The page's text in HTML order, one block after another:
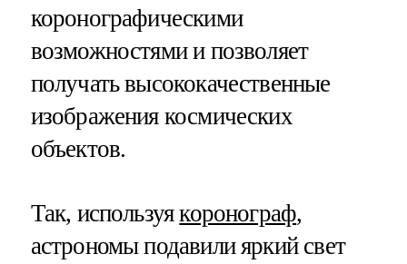
коронографическими
возможностями и позволяет
получать высококачественные
изображения космических
объектов.
Так, используякоронограф,
астрономы подавили яркий свет